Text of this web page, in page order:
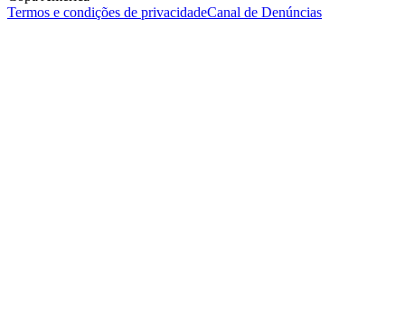
Termos e condições de privacidadeCanal de Denúncias